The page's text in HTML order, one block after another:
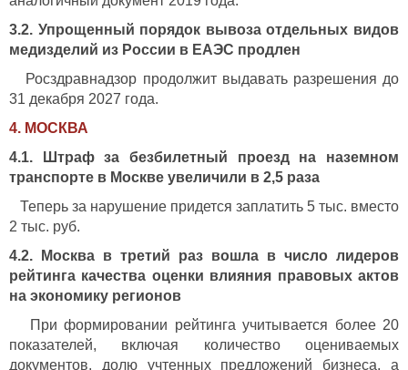
3.2. Упрощенный порядок вывоза отдельных видов
медизделий из России в ЕАЭС продлен
Росздравнадзор продолжит выдавать разрешения до
31 декабря 2027 года.
4. МОСКВА
4.1. Штраф за безбилетный проезд на наземном
транспорте в Москве увеличили в 2,5 раза
Теперь за нарушение придется заплатить 5 тыс. вместо
2 тыс. руб.
4.2. Москва в третий раз вошла в число лидеров
рейтинга качества оценки влияния правовых актов
на экономику регионов
При формировании рейтинга учитывается более 20
показателей, включая количество оцениваемых
документов, долю учтенных предложений бизнеса, а